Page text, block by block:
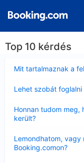
Top 10 kérdés
Mit tartalmaznak a
Lehet szobát
Honnan tudom meg,
került?
Lemondhatom, vagy
Booking.comon?